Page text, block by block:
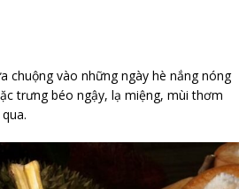
vào những ngày hè nắng nóng
trưng béo ngậy, lạ miệng, mùi thơm